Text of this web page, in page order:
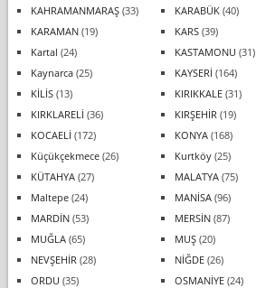
KAHRAMANMARAŞ(33) KARABÜK(40)
KARAMAN(19) KARS(39)
Kartal (24) KASTAMONU (31)
Kaynarca(25) KAYSERİ (164)
KİLİS(13) KIRIKKALE(31)
KIRKLARELİ (36) KIRŞEHİR (19)
KOCAELİ (172) KONYA(168)
Küçükçekmece(26) Kurtköy(25)
KÜTAHYA(27) MALATYA(75)
Maltepe(24) MANİSA(96)
MARDİN(53) MERSİN(87)
MUĞLA(65) MUŞ(20)
NEVŞEHİR (28) NİĞDE(26)
ORDU (35) OSMANİYE(24)